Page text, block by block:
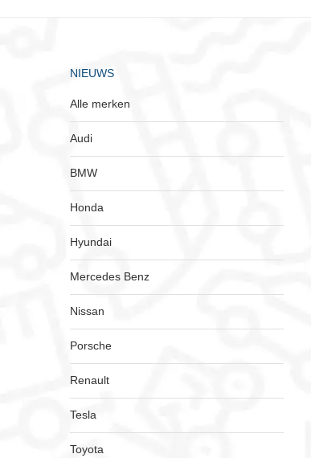
NIEUWS
Alle merken
Audi
BMW
Honda
Hyundai
Mercedes Benz
Nissan
Porsche
Renault
Tesla
Toyota